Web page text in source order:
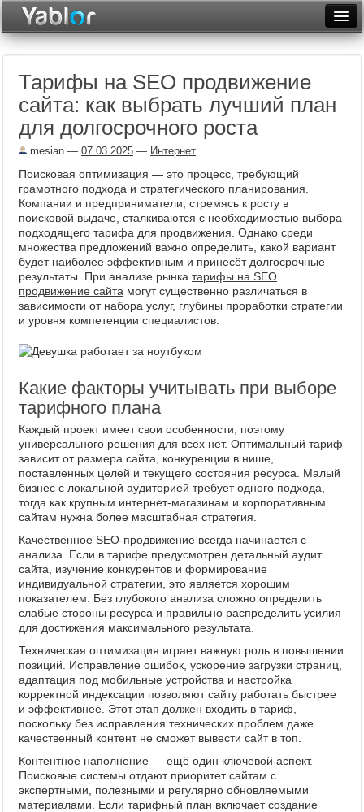
Неделя
Месяц
Архив
Фототоп
Видеотоп
Тарифы на SEO продвижение
сайта: как выбрать лучший план
для долгосрочного роста
mesian — 07.03.2025 — Интернет
Поисковая оптимизация — это процесс, требующий
грамотного подхода и стратегического планирования.
Компании и предприниматели, стремясь к росту в
поисковой выдаче, сталкиваются с необходимостью выбора
подходящего тарифа для продвижения. Однако среди
множества предложений важно определить, какой вариант
будет наиболее эффективным и принесёт долгосрочные
результаты. При анализе рынка тарифы на SEO
продвижение сайта могут существенно различаться в
зависимости от набора услуг, глубины проработки стратегии
и уровня компетенции специалистов.
Какие факторы учитывать при выборе
тарифного плана
Каждый проект имеет свои особенности, поэтому
универсального решения для всех нет. Оптимальный тариф
зависит от размера сайта, конкуренции в нише,
поставленных целей и текущего состояния ресурса. Малый
бизнес с локальной аудиторией требует одного подхода,
тогда как крупным интернет-магазинам и корпоративным
сайтам нужна более масштабная стратегия.
Качественное SEO-продвижение всегда начинается с
анализа. Если в тарифе предусмотрен детальный аудит
сайта, изучение конкурентов и формирование
индивидуальной стратегии, это является хорошим
показателем. Без глубокого анализа сложно определить
слабые стороны ресурса и правильно распределить усилия
для достижения максимального результата.
Техническая оптимизация играет важную роль в повышении
позиций. Исправление ошибок, ускорение загрузки страниц,
адаптация под мобильные устройства и настройка
корректной индексации позволяют сайту работать быстрее
и эффективнее. Этот этап должен входить в тариф,
поскольку без исправления технических проблем даже
качественный контент не сможет вывести сайт в топ.
Контентное наполнение — ещё один ключевой аспект.
Поисковые системы отдают приоритет сайтам с
экспертными, полезными и регулярно обновляемыми
материалами. Если тарифный план включает создание